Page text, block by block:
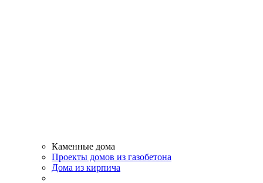
Каменные дома
Проекты домов из газобетона
Дома из кирпича